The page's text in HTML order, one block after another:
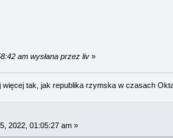
am wysłana przez liv»
tak, jak republika rzymska w czasach
2022, 01:05:27 am »